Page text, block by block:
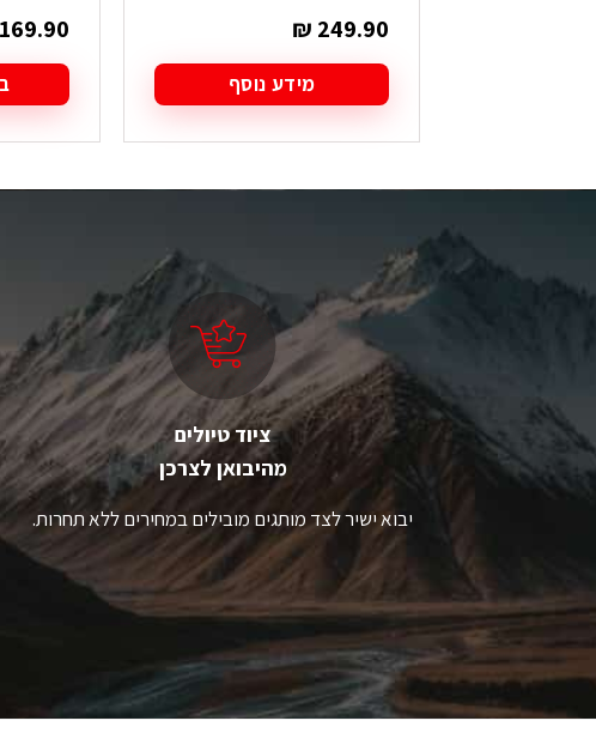
₪ 249.90
מידע נוסף
169.90
למוצר
זה
את
בעמוד
המוצר
ציוד טיולים
מהיבואן לצרכן
יבוא ישיר לצד מותגים מובילים במחירים ללא תחרות.